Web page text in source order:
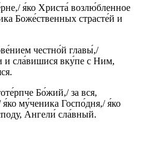
я́ко Христа́ возлю́бленное
Боже́ственных страсте́й и
честно́й главы́,/
сла́вишися вку́пе с Ним,
Бо́жий,/ за вся,
му́ченика Госпо́дня,/ я́ко
Ангели́ сла́вный.